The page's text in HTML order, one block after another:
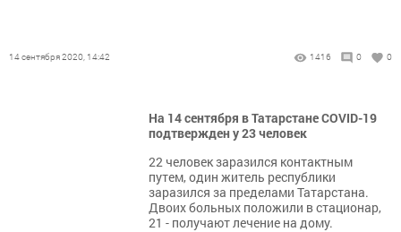
14 сентября 2020, 14:42 1416 0 0
На 14 сентября в Татарстане COVID-19
подтвержден у 23 человек
22 человек заразился контактным
путем, один житель республики
заразился за пределами Татарстана.
Двоих больных положили в стационар,
21 - получают лечение на дому.